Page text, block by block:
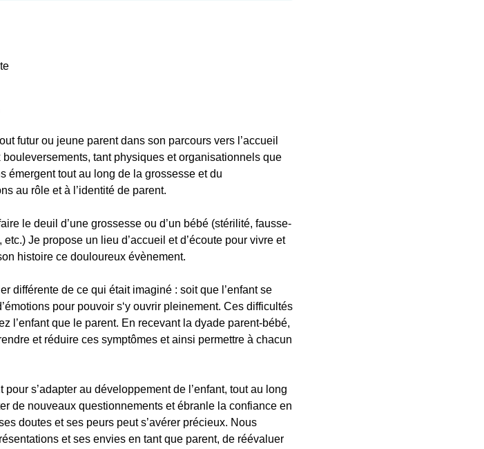
futur ou jeune parent dans son parcours vers l’accueil
tant physiques et organisationnels que
émergent tout au long de la grossesse et du
au rôle et à l’identité de parent.
le deuil d’une grossesse ou d’un bébé (stérilité, fausse-
Je propose un lieu d’accueil et d’écoute pour vivre et
histoire ce douloureux évènement.
différente de ce qui était imaginé : soit que l’enfant se
pour pouvoir s‘y ouvrir pleinement. Ces difficultés
l’enfant que le parent. En recevant la dyade parent-bébé,
et réduire ces symptômes et ainsi permettre à chacun
s’adapter au développement de l’enfant, tout au long
de nouveaux questionnements et ébranle la confiance en
doutes et ses peurs peut s’avérer précieux. Nous
et ses envies en tant que parent, de réévaluer